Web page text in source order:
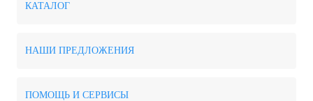
КАТАЛОГ
НАШИ ПРЕДЛОЖЕНИЯ
ПОМОЩЬ И СЕРВИСЫ